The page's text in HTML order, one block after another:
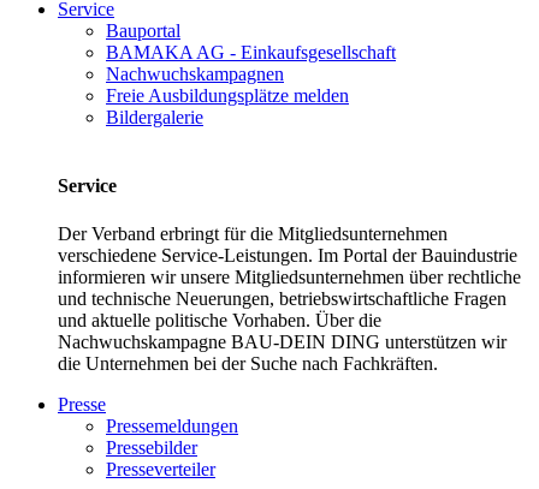
Service
Bauportal
BAMAKA AG - Einkaufsgesellschaft
Nachwuchskampagnen
Freie Ausbildungsplätze melden
Bildergalerie
Service
Der Verband erbringt für die Mitgliedsunternehmen
verschiedene Service-Leistungen. Im Portal der Bauindustrie
informieren wir unsere Mitgliedsunternehmen über rechtliche
und technische Neuerungen, betriebswirtschaftliche Fragen
und aktuelle politische Vorhaben. Über die
Nachwuchskampagne BAU-DEIN DING unterstützen wir
die Unternehmen bei der Suche nach Fachkräften.
Presse
Pressemeldungen
Pressebilder
Presseverteiler